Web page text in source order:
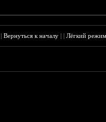
|Вернуться к началу ||Лёгкий